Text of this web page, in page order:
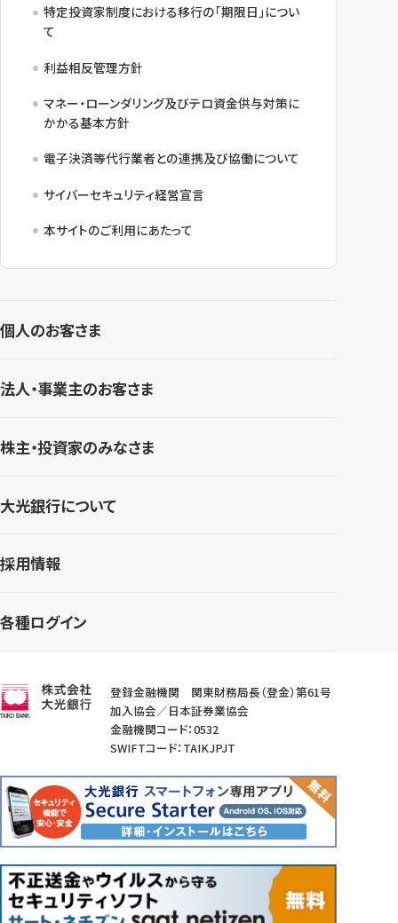
特定投資家制度における移行の「期限日」につい
て
利益相反管理方針
マネー・ローンダリング及びテロ資金供与対策に
かかる基本方針
電子決済等代行業者との連携及び協働について
サイバーセキュリティ経営宣言
本サイトのご利用にあたって
個人のお客さま
法人・事業主のお客さま
株主・投資家のみなさま
大光銀行について
採用情報
各種ログイン
登録金融機関 関東財務局長（登金）第61号
加入協会／日本証券業協会
金融機関コード：0532
SWIFTコード：TAIKJPJT